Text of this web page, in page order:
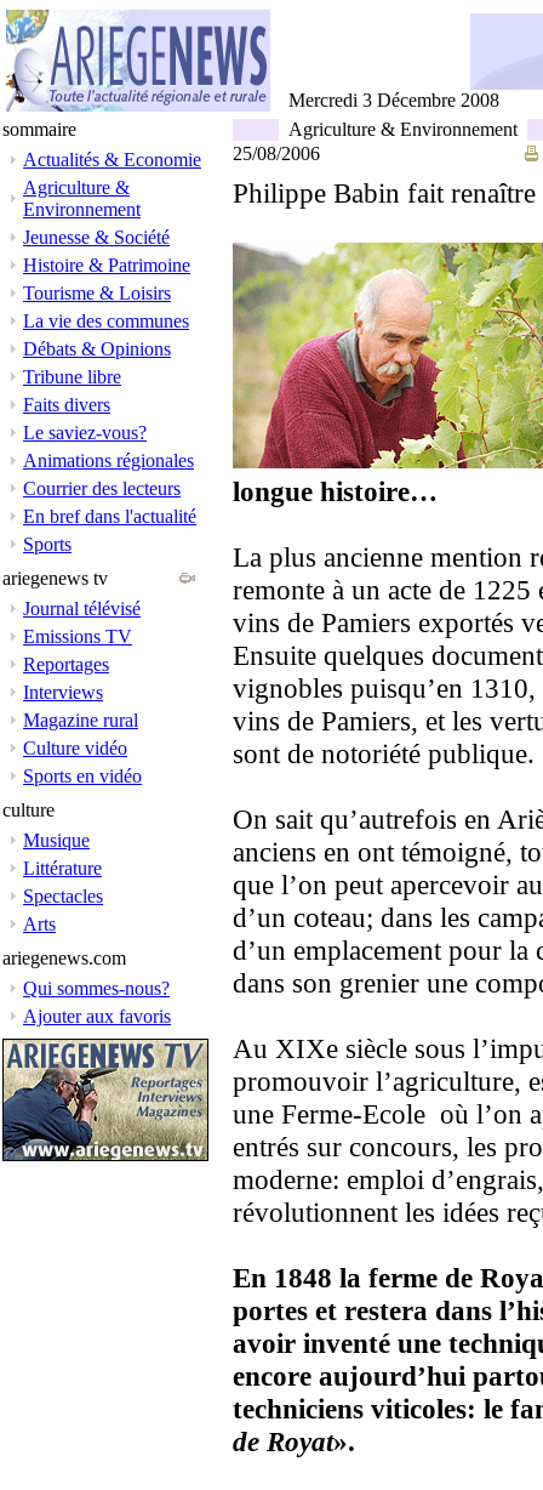
Mercredi 3 Décembre 2008
sommaire
Actualités & Economie
Agriculture &
Environnement
Jeunesse & Société
Histoire & Patrimoine
Tourisme & Loisirs
La vie des communes
Débats & Opinions
Tribune libre
Faits divers
Le saviez-vous?
Animations régionales
Courrier des lecteurs
En bref dans l'actualité
Sports
ariegenews tv
Journal télévisé
Emissions TV
Reportages
Interviews
Magazine rural
Culture vidéo
Sports en vidéo
culture
Musique
Littérature
Spectacles
Arts
ariegenews.com
Qui sommes-nous?
Ajouter aux favoris
Agriculture & Environnement
25/08/2006
Philippe Babin fait
longue histoire…
La plus ancienne mention
remonte à un acte de 1225
vins de Pamiers exportés
Ensuite quelques
vignobles puisqu’en
vins de Pamiers, et les
sont de notoriété publique.
On sait qu’autrefois en
anciens en ont témoigné,
que l’on peut apercevoir
d’un coteau; dans les
d’un emplacement pour la
dans son grenier une
Au XIXe siècle sous
promouvoir l’agriculture,
une Ferme-Ecole où l’on
entrés sur concours, les
moderne: emploi
révolutionnent les idées
En 1848 la ferme de
portes et restera dans
avoir inventé une
encore aujourd’hui
techniciens viticoles: le
de Royat».